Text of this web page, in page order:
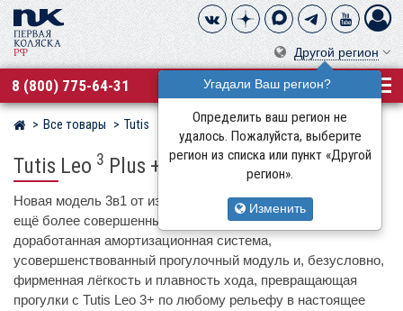
Другой регион
Угадали Ваш регион?
Определить ваш регион не
удалось. Пожалуйста, выберите
регион из списка или пункт «Другой
регион».
Изменить
8 (800) 775-64-31
Магазин детских колясок
Все товары Tutis
Tutis Leo 3 Plus + Elo Lux
Новая модель 3в1 от известного бренда Tutis приобрела
ещё более совершенный облик: элегантный дизайн шасси,
доработанная амортизационная система,
усовершенствованный прогулочный модуль и, безусловно,
фирменная лёгкость и плавность хода, превращающая
прогулки с Tutis Leo 3+ по любому рельефу в настоящее